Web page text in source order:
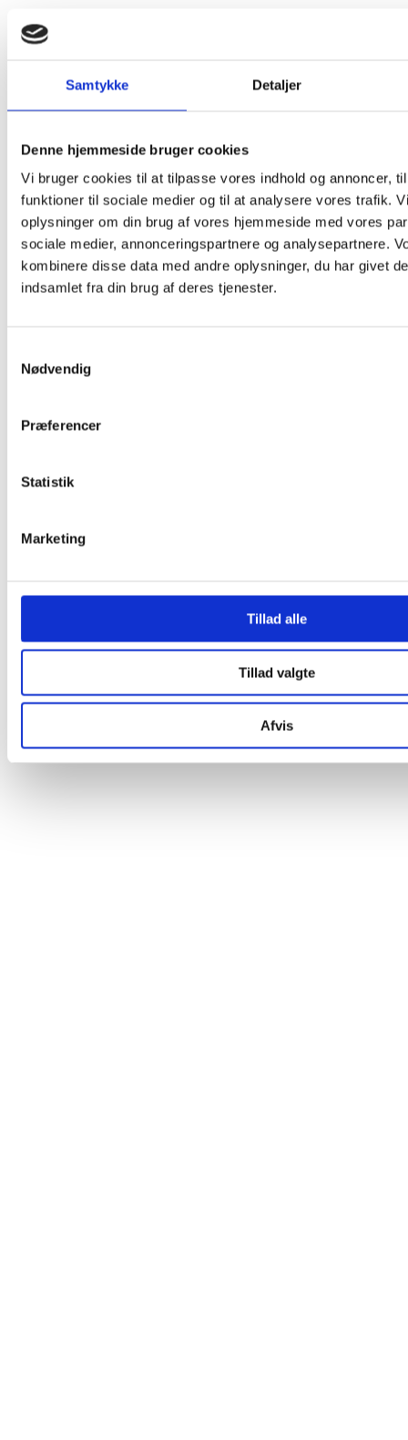
Samtykke Detaljer
Denne hjemmeside bruger cookies
Vi bruger cookies til at tilpasse vores indhold og annoncer,
funktioner til sociale medier og til at analysere vores trafik.
oplysninger om din brug af vores hjemmeside med vores
sociale medier, annonceringspartnere og analysepartnere.
kombinere disse data med andre oplysninger, du har givet
indsamlet fra din brug af deres tjenester.
Nødvendig
Præferencer
Statistik
Marketing
Tillad alle
Tillad valgte
Afvis